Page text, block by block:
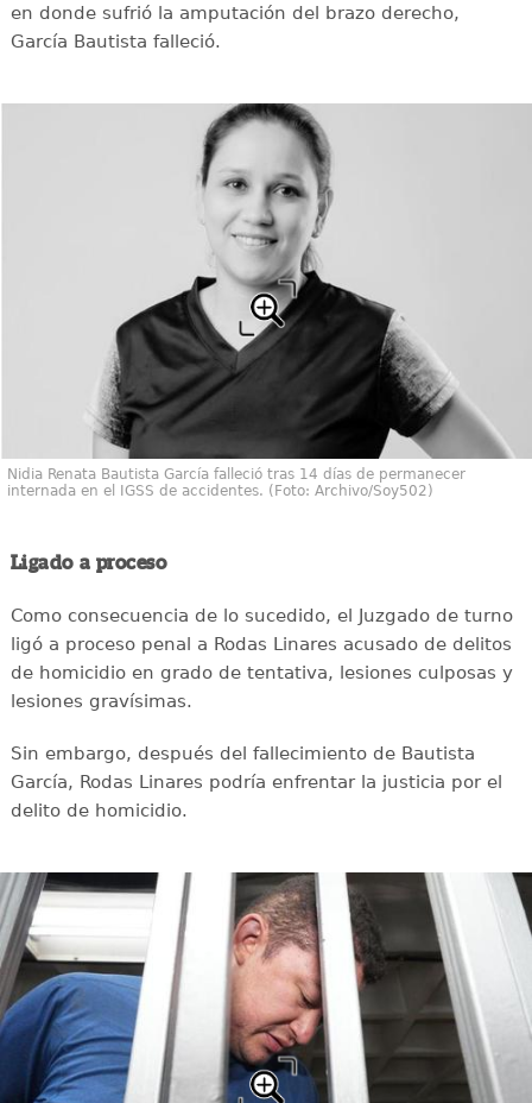
en donde sufrió la amputación del brazo derecho,
García Bautista falleció.
Nidia Renata Bautista García falleció tras 14 días de permanecer
internada en el IGSS de accidentes. (Foto: Archivo/Soy502)
Ligado a proceso
Como consecuencia de lo sucedido, el Juzgado de turno
ligó a proceso penal a Rodas Linares acusado de delitos
de homicidio en grado de tentativa, lesiones culposas y
lesiones gravísimas.
Sin embargo, después del fallecimiento de Bautista
García, Rodas Linares podría enfrentar la justicia por el
delito de homicidio.